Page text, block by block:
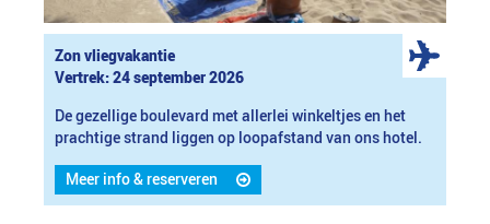
Zon vliegvakantie
Vertrek: 24 september 2026
De gezellige boulevard met allerlei winkeltjes en het
prachtige strand liggen op loopafstand van ons hotel.
Meer info & reserveren